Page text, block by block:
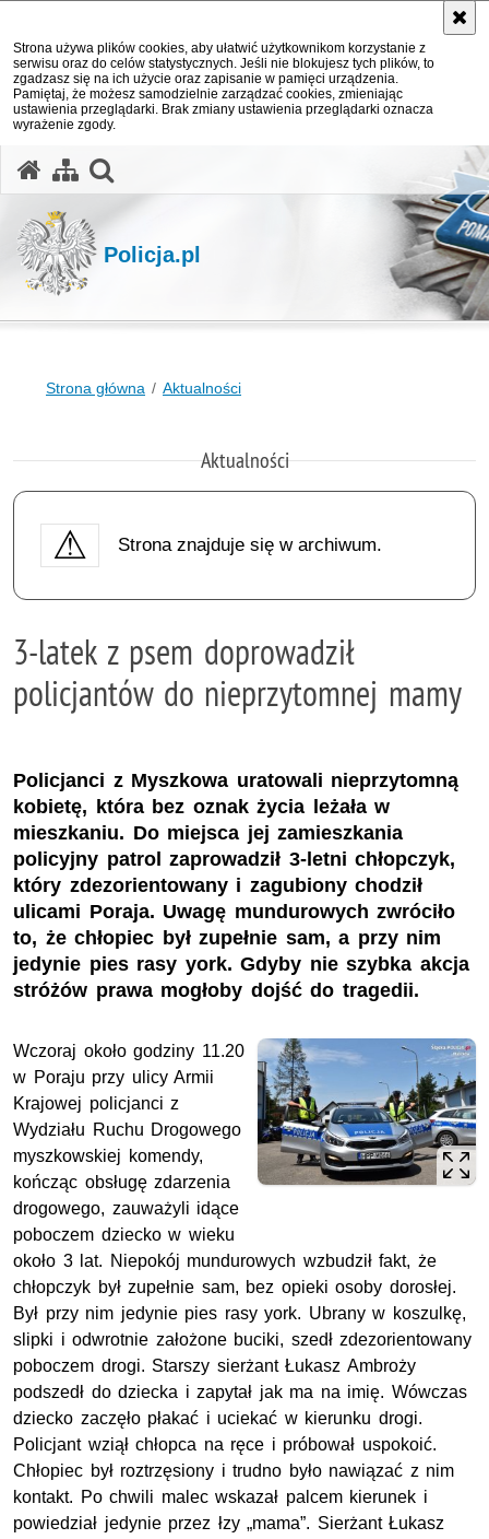
Strona używa plików cookies, aby ułatwić użytkownikom korzystanie z
serwisu oraz do celów statystycznych. Jeśli nie blokujesz tych plików, to
zgadzasz się na ich użycie oraz zapisanie w pamięci urządzenia.
Pamiętaj, że możesz samodzielnie zarządzać cookies, zmieniając
ustawienia przeglądarki. Brak zmiany ustawienia przeglądarki oznacza
wyrażenie zgody.
Policja.pl
Strona główna Aktualności
Aktualności
Strona znajduje się w archiwum.
3-latek z psem doprowadził
policjantów do nieprzytomnej mamy
Policjanci z Myszkowa uratowali nieprzytomną
kobietę, która bez oznak życia leżała w
mieszkaniu. Do miejsca jej zamieszkania
policyjny patrol zaprowadził 3-letni chłopczyk,
który zdezorientowany i zagubiony chodził
ulicami Poraja. Uwagę mundurowych zwróciło
to, że chłopiec był zupełnie sam, a przy nim
jedynie pies rasy york. Gdyby nie szybka akcja
stróżów prawa mogłoby dojść do tragedii.
Wczoraj około godziny 11.20
w Poraju przy ulicy Armii
Krajowej policjanci z
Wydziału Ruchu Drogowego
myszkowskiej komendy,
kończąc obsługę zdarzenia
drogowego, zauważyli idące
poboczem dziecko w wieku
około 3 lat. Niepokój mundurowych wzbudził fakt, że
chłopczyk był zupełnie sam, bez opieki osoby dorosłej.
Był przy nim jedynie pies rasy york. Ubrany w koszulkę,
slipki i odwrotnie założone buciki, szedł zdezorientowany
poboczem drogi. Starszy sierżant Łukasz Ambroży
podszedł do dziecka i zapytał jak ma na imię. Wówczas
dziecko zaczęło płakać i uciekać w kierunku drogi.
Policjant wziął chłopca na ręce i próbował uspokoić.
Chłopiec był roztrzęsiony i trudno było nawiązać z nim
kontakt. Po chwili malec wskazał palcem kierunek i
powiedział jedynie przez łzy „mama”. Sierżant Łukasz